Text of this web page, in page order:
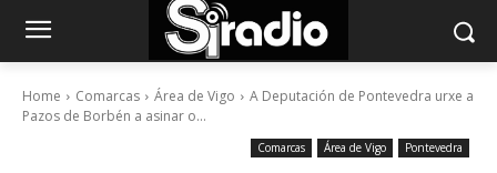
Home Comarcas Área de Vigo
A Deputación de Pontevedra urxe a
Pazos de Borbén a asinar o...
Comarcas Área de Vigo Pontevedra